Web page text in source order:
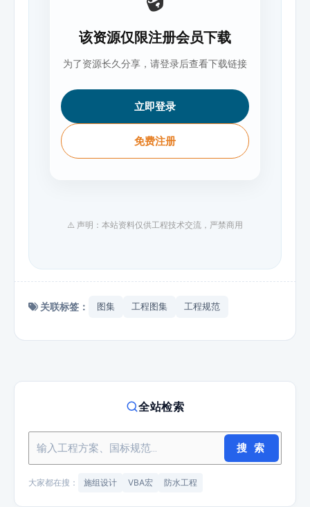
该资源仅限注册会员下载
为了资源长久分享，请登录后查看下载链接
立即登录
免费注册
⚠️ 声明：本站资料仅供工程技术交流，严禁商用
关联标签： 图集 工程图集 工程规范
全站检索
搜 索
大家都在搜： 施组设计 VBA宏 防水工程